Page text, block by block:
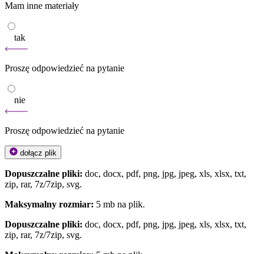
Mam inne materiały
tak
Proszę odpowiedzieć na pytanie
nie
Proszę odpowiedzieć na pytanie
dołącz plik
Dopuszczalne pliki: doc, docx, pdf, png, jpg, jpeg, xls, xlsx, txt,
zip, rar, 7z/7zip, svg.
Maksymalny rozmiar: 5 mb na plik.
Dopuszczalne pliki: doc, docx, pdf, png, jpg, jpeg, xls, xlsx, txt,
zip, rar, 7z/7zip, svg.